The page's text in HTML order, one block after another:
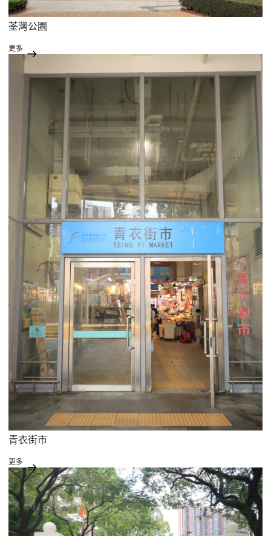
荃灣公園
更多
青衣街市
更多